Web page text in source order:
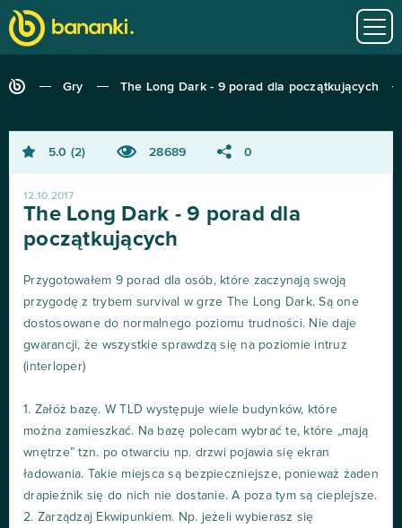
Gry The Long Dark - 9 porad dla początkujących
5.0 2 28689 0
12.10.2017
The Long Dark - 9 porad dla
początkujących
Przygotowałem 9 porad dla osób, które zaczynają swoją
przygodę z trybem survival w grze The Long Dark. Są one
dostosowane do normalnego poziomu trudności. Nie daje
gwarancji, że wszystkie sprawdzą się na poziomie intruz
(interloper)
1. Załóż bazę. W TLD występuje wiele budynków, które
można zamieszkać. Na bazę polecam wybrać te, które „mają
wnętrze” tzn. po otwarciu np. drzwi pojawia się ekran
ładowania. Takie miejsca są bezpieczniejsze, ponieważ żaden
drapieżnik się do nich nie dostanie. A poza tym są cieplejsze.
2. Zarządzaj Ekwipunkiem. Np. jeżeli wybierasz się